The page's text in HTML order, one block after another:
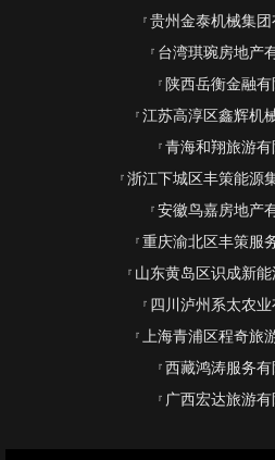
贵州金泰机械集团
台湾琪琬房地产
陕西岳衡金融有
江苏高淳区鑫辉机
青海和翔旅游有
浙江下城区丰策能源
安徽鸟嘉房地产
重庆渝北区丰策服
山东黄岛区识成新能
四川泸州系太农业
上海青浦区程奇旅
西藏鸿涛服务有
广西宏达旅游有